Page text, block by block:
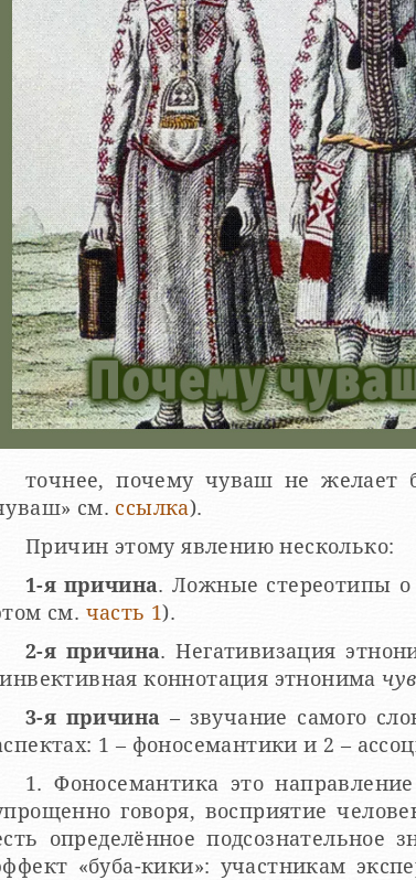
точнее, почему чуваш не
см. ссылка).
Причин этому явлению несколько:
1-я причина. Ложные стереотипы о
см. часть 1).
2-я причина. Негативизация
коннотация этнонима
3-я причина – звучание самого
1 – фоносемантики и 2 –
1. Фоносемантика это
говоря, восприятие
оп­ре­де­лён­ное под­соз­на­тель­ное
«буба-кики»: участникам